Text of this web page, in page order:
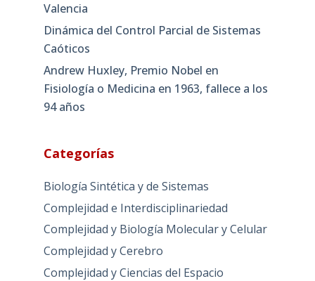
Valencia
Dinámica del Control Parcial de Sistemas
Caóticos
Andrew Huxley, Premio Nobel en
Fisiología o Medicina en 1963, fallece a los
94 años
Categorías
Biología Sintética y de Sistemas
Complejidad e Interdisciplinariedad
Complejidad y Biología Molecular y Celular
Complejidad y Cerebro
Complejidad y Ciencias del Espacio